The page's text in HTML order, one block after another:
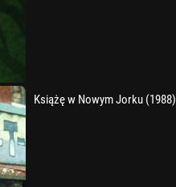
Książę w Nowym Jorku (1988)